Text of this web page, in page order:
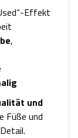
Effekt
,
und
Füße und